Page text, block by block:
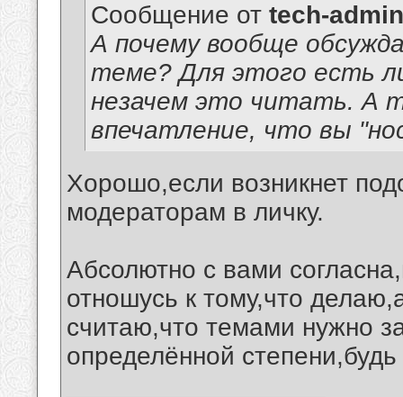
Сообщение от tech-admin
А почему вообще
теме? Для этого есть
незачем это читать. А
впечатление, что вы
Хорошо,если возникнет
модераторам в личку.
Абсолютно с вами
отношусь к тому,что
считаю,что темами нужно
определённой